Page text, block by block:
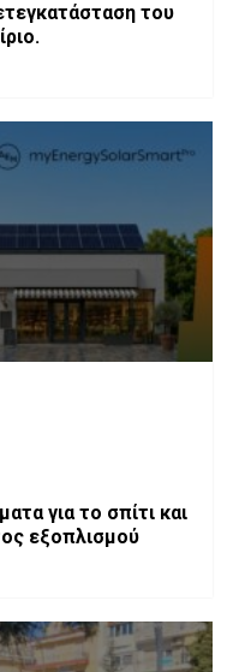
του
για το σπίτι και
εξοπλισμού